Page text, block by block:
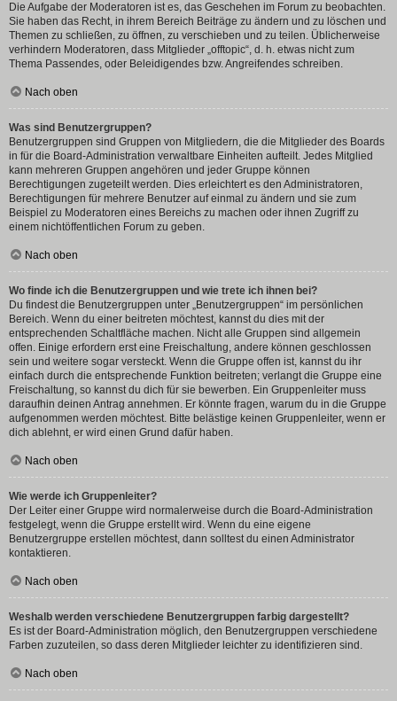
Die Aufgabe der Moderatoren ist es, das Geschehen im Forum zu beobachten.
Sie haben das Recht, in ihrem Bereich Beiträge zu ändern und zu löschen und
Themen zu schließen, zu öffnen, zu verschieben und zu teilen. Üblicherweise
verhindern Moderatoren, dass Mitglieder „offtopic“, d. h. etwas nicht zum
Thema Passendes, oder Beleidigendes bzw. Angreifendes schreiben.
Nach oben
Was sind Benutzergruppen?
Benutzergruppen sind Gruppen von Mitgliedern, die die Mitglieder des Boards
in für die Board-Administration verwaltbare Einheiten aufteilt. Jedes Mitglied
kann mehreren Gruppen angehören und jeder Gruppe können
Berechtigungen zugeteilt werden. Dies erleichtert es den Administratoren,
Berechtigungen für mehrere Benutzer auf einmal zu ändern und sie zum
Beispiel zu Moderatoren eines Bereichs zu machen oder ihnen Zugriff zu
einem nichtöffentlichen Forum zu geben.
Nach oben
Wo finde ich die Benutzergruppen und wie trete ich ihnen bei?
Du findest die Benutzergruppen unter „Benutzergruppen“ im persönlichen
Bereich. Wenn du einer beitreten möchtest, kannst du dies mit der
entsprechenden Schaltfläche machen. Nicht alle Gruppen sind allgemein
offen. Einige erfordern erst eine Freischaltung, andere können geschlossen
sein und weitere sogar versteckt. Wenn die Gruppe offen ist, kannst du ihr
einfach durch die entsprechende Funktion beitreten; verlangt die Gruppe eine
Freischaltung, so kannst du dich für sie bewerben. Ein Gruppenleiter muss
daraufhin deinen Antrag annehmen. Er könnte fragen, warum du in die Gruppe
aufgenommen werden möchtest. Bitte belästige keinen Gruppenleiter, wenn er
dich ablehnt, er wird einen Grund dafür haben.
Nach oben
Wie werde ich Gruppenleiter?
Der Leiter einer Gruppe wird normalerweise durch die Board-Administration
festgelegt, wenn die Gruppe erstellt wird. Wenn du eine eigene
Benutzergruppe erstellen möchtest, dann solltest du einen Administrator
kontaktieren.
Nach oben
Weshalb werden verschiedene Benutzergruppen farbig dargestellt?
Es ist der Board-Administration möglich, den Benutzergruppen verschiedene
Farben zuzuteilen, so dass deren Mitglieder leichter zu identifizieren sind.
Nach oben